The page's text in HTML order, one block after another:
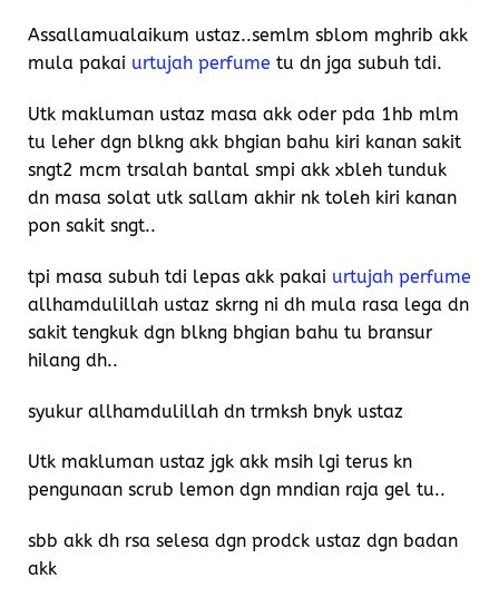
Assallamualaikum ustaz..semlm sblom mghrib akk
mula pakai urtujah perfume tu dn jga subuh tdi.
Utk makluman ustaz masa akk oder pda 1hb mlm
tu leher dgn blkng akk bhgian bahu kiri kanan sakit
sngt2 mcm trsalah bantal smpi akk xbleh tunduk
dn masa solat utk sallam akhir nk toleh kiri kanan
pon sakit sngt..
tpi masa subuh tdi lepas akk pakai urtujah perfume
allhamdulillah ustaz skrng ni dh mula rasa lega dn
sakit tengkuk dgn blkng bhgian bahu tu bransur
hilang dh..
syukur allhamdulillah dn trmksh bnyk ustaz
Utk makluman ustaz jgk akk msih lgi terus kn
pengunaan scrub lemon dgn mndian raja gel tu..
sbb akk dh rsa selesa dgn prodck ustaz dgn badan
akk